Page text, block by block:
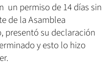
un permiso de 14 días sin
de la Asamblea
presentó su declaración
y esto lo hizo